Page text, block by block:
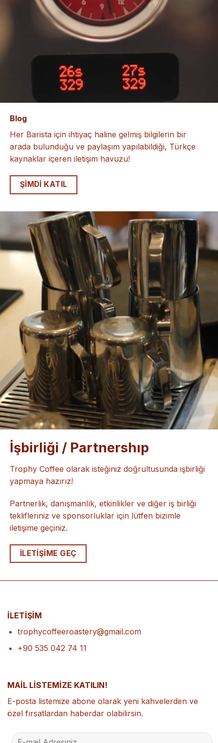
Blog
Her Barista için ihtiyaç haline gelmiş bilgilerin bir
arada bulunduğu ve paylaşım yapılabildiği, Türkçe
kaynaklar içeren iletişim havuzu!
ŞIMDI KATIL
İşbirliği / Partnershıp
Trophy Coffee olarak isteğiniz doğrultusunda işbirliği
yapmaya hazırız!
Partnerlik, danışmanlık, etkinlikler ve diğer iş birliği
teklifleriniz ve sponsorluklar için lütfen bizimle
iletişime geçiniz.
ILETIŞIME GEÇ
İLETİŞİM
trophycoffeeroastery@gmail.com
+90 535 042 74 11
MAİL LİSTEMİZE KATILIN!
E-posta listemize abone olarak yeni kahvelerden ve
özel fırsatlardan haberdar olabilirsin.